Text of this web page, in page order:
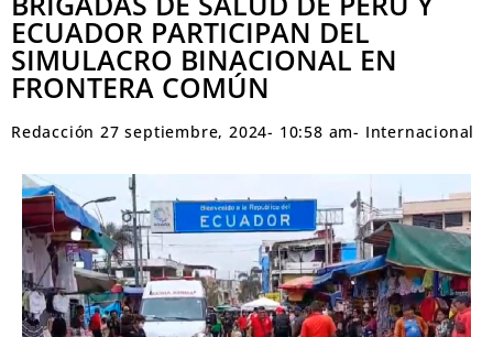
ECUADOR PARTICIPAN DEL
SIMULACRO BINACIONAL EN
FRONTERA COMÚN
Redacción 27 septiembre, 2024- 10:58 am- Internacional